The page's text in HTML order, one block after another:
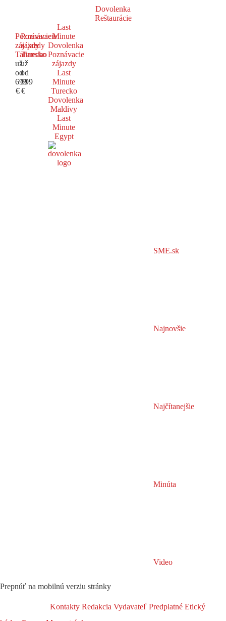
Dovolenka
Reštaurácie
Poznávacie
zájazdy
Taliansko
už
od
699
€
Poznávacie
zájazdy
Turecko
už
od
599
€
Last
Minute
Dovolenka
Poznávacie
zájazdy
Last
Minute
Turecko
Dovolenka
Maldivy
Last
Minute
Egypt
SME.sk
Najnovšie
Najčítanejšie
Minúta
Video
Prepnúť na mobilnú verziu stránky
Kontakty Redakcia Vydavateľ Predplatné Etický